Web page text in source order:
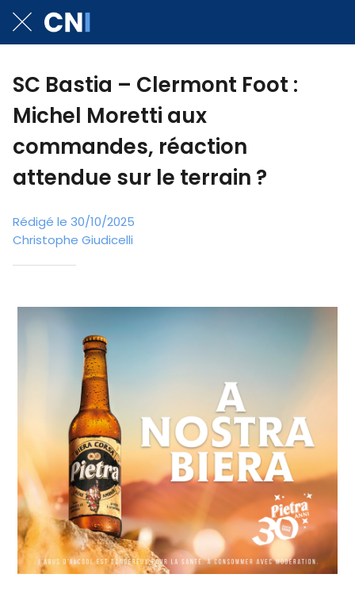
SC Bastia – Clermont Foot :
Michel Moretti aux
commandes, réaction
attendue sur le terrain ?
Rédigé le 30/10/2025
Christophe Giudicelli